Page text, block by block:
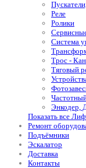
Реле
Ролики
Система
Трос -
Тяговый
Энкодер,
Показать все
Ремонт
Подъёмники
Эскалатор
Доставка
Контакты